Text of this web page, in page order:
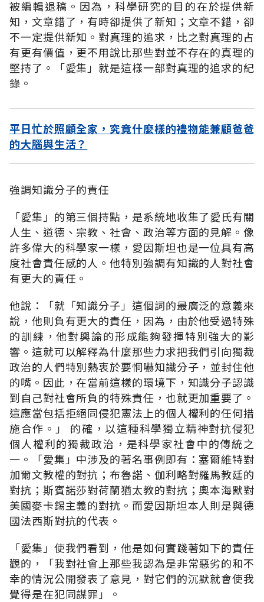
被編輯退稿。因為，科學研究的目的在於提供新
知，文章錯了，有時卻提供了新知；文章不錯，卻
不一定提供新知。對真理的追求，比之對真理的占
有更有價值，更不用說比那些對並不存在的真理的
堅持了。「愛集」就是這樣一部對真理的追求的紀
錄。
平日忙於照顧全家，究竟什麼樣的禮物能兼顧爸爸
的大腦與生活？
強調知識分子的責任
「愛集」的第三個持點，是系統地收集了愛氏有關
人生、道德、宗教、社會、政治等方面的見解。像
許多偉大的科學家一樣，愛因斯坦也是一位具有高
度社會責任感的人。他特別強調有知識的人對社會
有更大的責任。
他說：「就「知識分子」這個詞的最廣泛的意義來
說，他則負有更大的責任，因為，由於他受過特殊
的訓練，他對輿論的形成能夠發揮特別強大的影
響。這就可以解釋為什麼那些力求把我們引向獨裁
政治的人們特別熱衷於要恫嚇知識分子，並封住他
的嘴。因此，在當前這樣的環境下，知識分子認識
到自己對社會所負的特殊責任，也就更加重要了。
這應當包括拒絕同侵犯憲法上的個人權利的任何措
施合作。」 的確，以這種科學獨立精神對抗侵犯
個人權利的獨裁政治，是科學家社會中的傳統之
一。「愛集」中涉及的著名事例即有：塞爾維特對
加爾文教權的對抗；布魯諾、伽利略對羅馬教廷的
對抗；斯賓諾莎對荷蘭猶太教的對抗；奧本海默對
美國麥卡錫主義的對抗。而愛因斯坦本人則是與德
國法西斯對抗的代表。
「愛集」使我們看到，他是如何實踐著如下的責任
觀的，「我對社會上那些我認為是非常惡劣的和不
幸的情況公開發表了意見，對它們的沉默就會使我
覺得是在犯同謀罪」。